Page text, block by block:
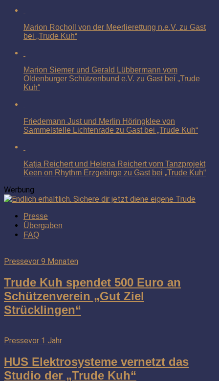
Marion Rocholl von der Meerlierettung n.e.V. zu Gast
bei „Trude Kuh“
Marion Siemer und Gerald Lübbermann vom
Oldenburger Schützenbund e.V. zu Gast bei „Trude
Kuh“
Friedemann Just und Merlin Höringklee von
Sammelstelle Lichtenrade zu Gast bei „Trude Kuh“
Katja Reichert und Helena Reichert vom Tanzprojekt
Keen on Rhythm Erzgebirge zu Gast bei „Trude Kuh“
Werbung
Presse
Übergaben
FAQ
Pressevor 9 Monaten
Trude Kuh spendet 500 Euro an
Schützenverein „Gut Ziel
Strücklingen“
Pressevor 1 Jahr
HUS Elektrosysteme vernetzt das
Studio der „Trude Kuh“